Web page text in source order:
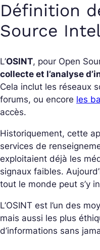
Définition
Source
L’OSINT, pour Open
collecte et l’analyse
Cela inclut les réseaux
forums, ou encore les
accès.
Historiquement, cette
services de
exploitaient déjà les
signaux faibles.
tout le monde peut s’y
L’OSINT est l’un des
mais aussi les plus
d’informations sans